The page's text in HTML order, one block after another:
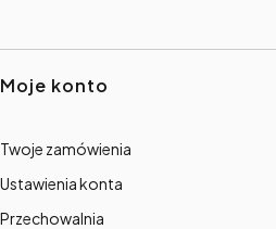
Linki w stopce
Moje konto
Twoje zamówienia
Ustawienia konta
Przechowalnia